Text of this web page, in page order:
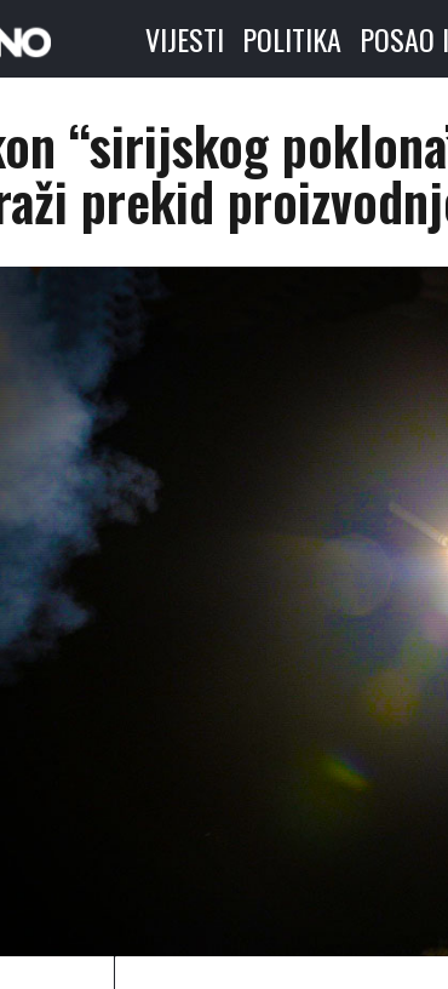
VIJESTI POLITIKA POSAO
“sirijskog
prekid